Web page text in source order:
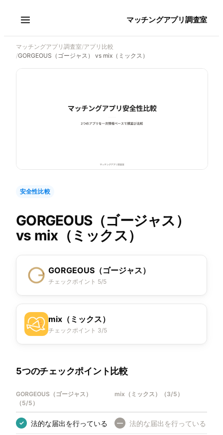
マッチングアプリ調査室
マッチングアプリ調査室/アプリ比較
/GORGEOUS（ゴージャス） vs mix（ミックス）
安全性比較
GORGEOUS（ゴージャス）
vs mix（ミックス）
GORGEOUS（ゴージャス）
チェックポイント 5/5
mix（ミックス）
チェックポイント 3/5
5つのチェックポイント比較
GORGEOUS（ゴージャス）
（5/5 ）
mix（ミックス） （3/5 ）
✓ 法的な届出を行っている — 法的な届出を行っている